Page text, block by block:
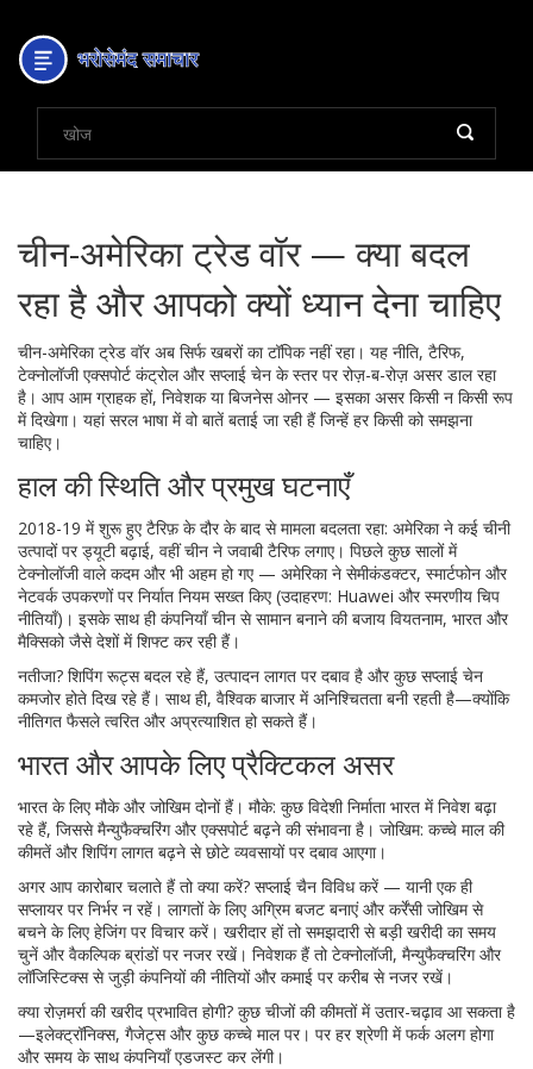
चीन-अमेरिका ट्रेड वॉर — क्या बदल
रहा है और आपको क्यों ध्यान देना चाहिए
चीन-अमेरिका ट्रेड वॉर अब सिर्फ खबरों का टॉपिक नहीं रहा। यह नीति, टैरिफ,
टेक्नोलॉजी एक्सपोर्ट कंट्रोल और सप्लाई चेन के स्तर पर रोज़-ब-रोज़ असर डाल रहा
है। आप आम ग्राहक हों, निवेशक या बिजनेस ओनर — इसका असर किसी न किसी रूप
में दिखेगा। यहां सरल भाषा में वो बातें बताई जा रही हैं जिन्हें हर किसी को समझना
चाहिए।
हाल की स्थिति और प्रमुख घटनाएँ
2018-19 में शुरू हुए टैरिफ़ के दौर के बाद से मामला बदलता रहा: अमेरिका ने कई चीनी
उत्पादों पर ड्यूटी बढ़ाई, वहीं चीन ने जवाबी टैरिफ लगाए। पिछले कुछ सालों में
टेक्नोलॉजी वाले कदम और भी अहम हो गए — अमेरिका ने सेमीकंडक्टर, स्मार्टफोन और
नेटवर्क उपकरणों पर निर्यात नियम सख्त किए (उदाहरण: Huawei और स्मरणीय चिप
नीतियाँ)। इसके साथ ही कंपनियाँ चीन से सामान बनाने की बजाय वियतनाम, भारत और
मैक्सिको जैसे देशों में शिफ्ट कर रही हैं।
नतीजा? शिपिंग रूट्स बदल रहे हैं, उत्पादन लागत पर दबाव है और कुछ सप्लाई चेन
कमजोर होते दिख रहे हैं। साथ ही, वैश्विक बाजार में अनिश्चितता बनी रहती है—क्योंकि
नीतिगत फैसले त्वरित और अप्रत्याशित हो सकते हैं।
भारत और आपके लिए प्रैक्टिकल असर
भारत के लिए मौके और जोखिम दोनों हैं। मौके: कुछ विदेशी निर्माता भारत में निवेश बढ़ा
रहे हैं, जिससे मैन्युफैक्चरिंग और एक्सपोर्ट बढ़ने की संभावना है। जोखिम: कच्चे माल की
कीमतें और शिपिंग लागत बढ़ने से छोटे व्यवसायों पर दबाव आएगा।
अगर आप कारोबार चलाते हैं तो क्या करें? सप्लाई चैन विविध करें — यानी एक ही
सप्लायर पर निर्भर न रहें। लागतों के लिए अग्रिम बजट बनाएं और कर्रेंसी जोखिम से
बचने के लिए हेजिंग पर विचार करें। खरीदार हों तो समझदारी से बड़ी खरीदी का समय
चुनें और वैकल्पिक ब्रांडों पर नजर रखें। निवेशक हैं तो टेक्नोलॉजी, मैन्युफैक्चरिंग और
लॉजिस्टिक्स से जुड़ी कंपनियों की नीतियों और कमाई पर करीब से नजर रखें।
क्या रोज़मर्रा की खरीद प्रभावित होगी? कुछ चीजों की कीमतों में उतार-चढ़ाव आ सकता है
—इलेक्ट्रॉनिक्स, गैजेट्स और कुछ कच्चे माल पर। पर हर श्रेणी में फर्क अलग होगा
और समय के साथ कंपनियाँ एडजस्ट कर लेंगी।